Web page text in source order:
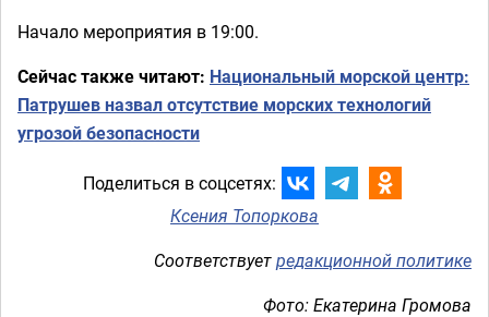
Начало мероприятия в 19:00.
Сейчас также читают: Национальный морской центр:
Патрушев назвал отсутствие морских технологий
угрозой безопасности
Поделиться в соцсетях:
Ксения Топоркова
Соответствуетредакционной политике
Фото: Екатерина Громова